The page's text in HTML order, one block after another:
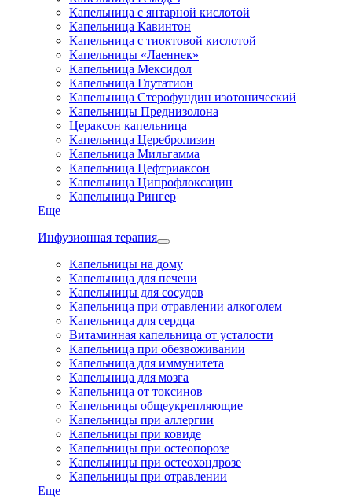
Капельница с янтарной кислотой
Капельница Кавинтон
Капельница с тиоктовой кислотой
Капельницы «Лаеннек»
Капельница Мексидол
Капельница Глутатион
Капельница Стерофундин изотонический
Капельницы Преднизолона
Цераксон капельница
Капельница Церебролизин
Капельница Мильгамма
Капельница Цефтриаксон
Капельница Ципрофлоксацин
Капельница Рингер
Еще
Инфузионная терапия
Капельницы на дому
Капельница для печени
Капельницы для сосудов
Капельница при отравлении алкоголем
Капельница для сердца
Витаминная капельница от усталости
Капельница при обезвоживании
Капельница для иммунитета
Капельница для мозга
Капельница от токсинов
Капельницы общеукрепляющие
Капельницы при аллергии
Капельницы при ковиде
Капельницы при остеопорозе
Капельницы при остеохондрозе
Капельницы при отравлении
Еще